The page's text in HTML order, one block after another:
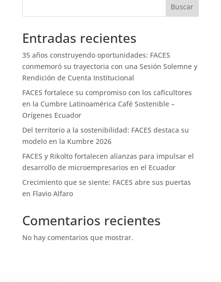
Buscar
Entradas recientes
35 años construyendo oportunidades: FACES
conmemoró su trayectoria con una Sesión Solemne y
Rendición de Cuenta Institucional
FACES fortalece su compromiso con los caficultores
en la Cumbre Latinoamérica Café Sostenible –
Orígenes Ecuador
Del territorio a la sostenibilidad: FACES destaca su
modelo en la Kumbre 2026
FACES y Rikolto fortalecen alianzas para impulsar el
desarrollo de microempresarios en el Ecuador
Crecimiento que se siente: FACES abre sus puertas
en Flavio Alfaro
Comentarios recientes
No hay comentarios que mostrar.